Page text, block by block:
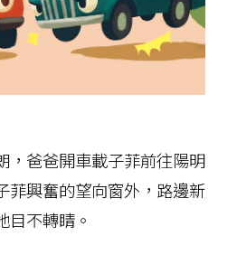
，爸爸開車載子菲前往陽明
菲興奮的望向窗外，路邊新
目不轉睛。